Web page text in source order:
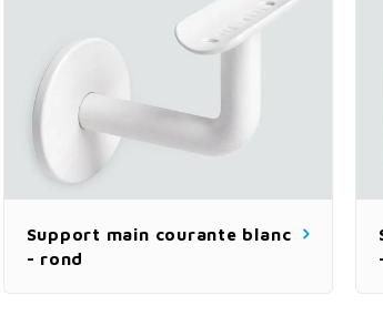
Support main courante blanc
- rond